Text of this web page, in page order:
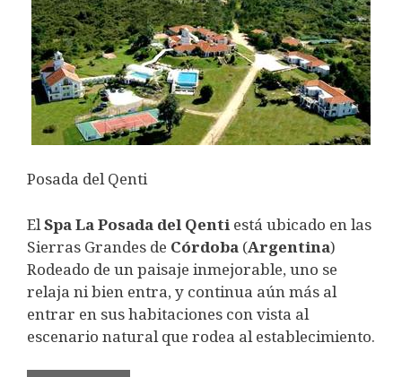
Posada del Qenti
ElSpa La Posada del Qenti está ubicado en las
Sierras Grandes de Córdoba (Argentina)
Rodeado de un paisaje inmejorable, uno se
relaja ni bien entra, y continua aún más al
entrar en sus habitaciones con vista al
escenario natural que rodea al establecimiento.